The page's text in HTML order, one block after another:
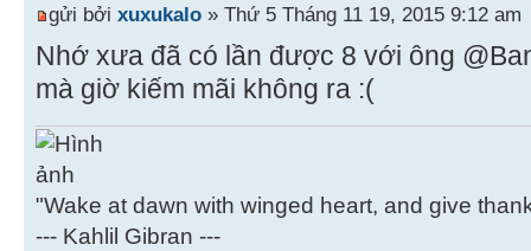
gửi bởi xuxukalo » Thứ 5 Tháng 11 19, 2015 9:12 am
Nhớ xưa đã có lần được 8 với ông
mà giờ kiếm mãi không ra :(
"Wake at dawn with winged heart, and give
--- Kahlil Gibran ---